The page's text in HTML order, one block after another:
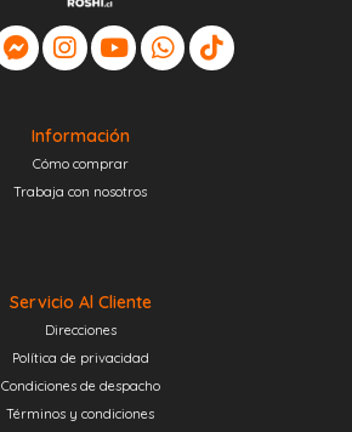
Información
Cómo comprar
Trabaja con nosotros
Servicio Al Cliente
Direcciones
Política de privacidad
Condiciones de despacho
Términos y condiciones